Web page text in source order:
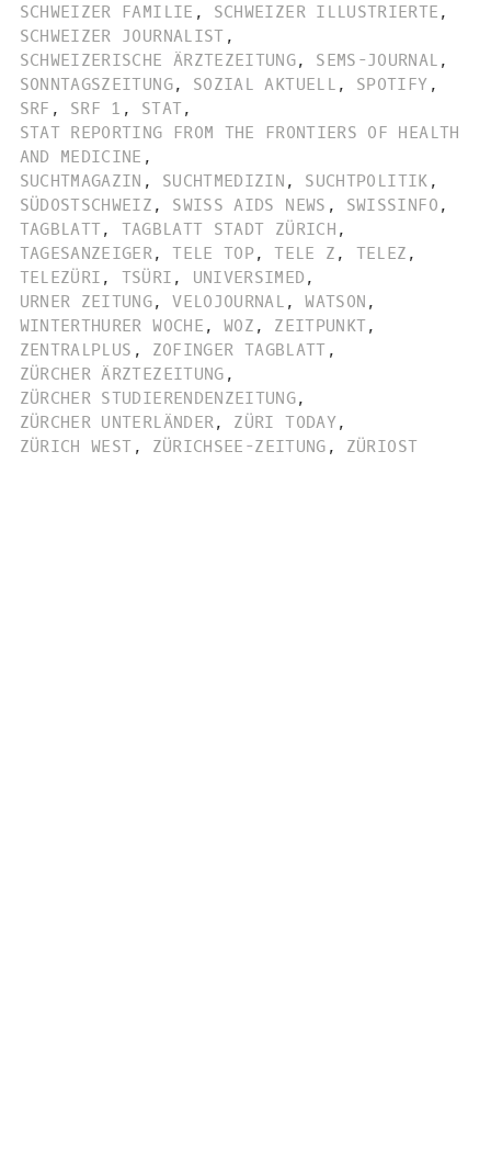
SCHWEIZER FAMILIE , SCHWEIZER ILLUSTRIERTE ,
SCHWEIZER JOURNALIST ,
SCHWEIZERISCHE ÄRZTEZEITUNG, SEMS-JOURNAL ,
SONNTAGSZEITUNG, SOZIAL AKTUELL , SPOTIFY ,
SRF , SRF 1 , STAT,
STAT REPORTING FROM THE FRONTIERS OF HEALTH
AND MEDICINE ,
SUCHTMAGAZIN , SUCHTMEDIZIN , SUCHTPOLITIK ,
SÜDOSTSCHWEIZ , SWISS AIDS NEWS , SWISSINFO ,
TAGBLATT, TAGBLATT STADT ZÜRICH ,
TAGESANZEIGER, TELE TOP, TELE Z , TELEZ ,
TELEZÜRI , TSÜRI , UNIVERSIMED ,
URNER ZEITUNG, VELOJOURNAL , WATSON ,
WINTERTHURER WOCHE , WOZ , ZEITPUNKT,
ZENTRALPLUS , ZOFINGER TAGBLATT ,
ZÜRCHER ÄRZTEZEITUNG ,
ZÜRCHER STUDIERENDENZEITUNG,
ZÜRCHER UNTERLÄNDER, ZÜRI TODAY,
ZÜRICH WEST , ZÜRICHSEE-ZEITUNG , ZÜRIOST